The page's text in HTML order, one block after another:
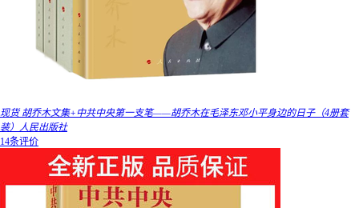
现货 胡乔木文集+中共中央第一支笔——胡乔木在毛泽东邓小平身边的日子（4册套
装）人民出版社
14条评价